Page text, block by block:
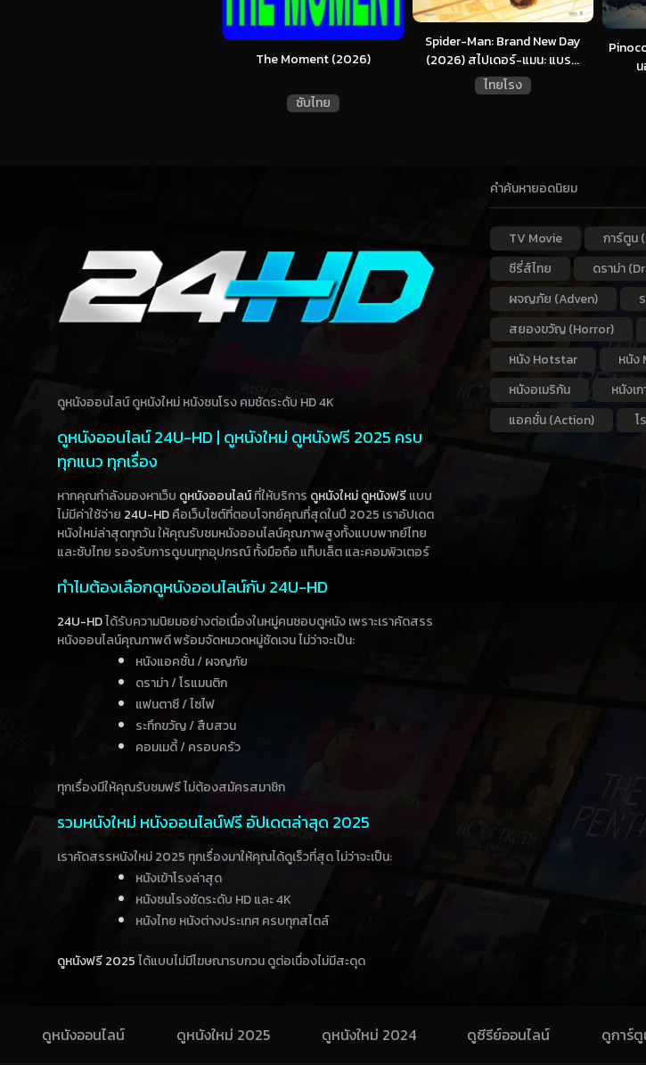
The Moment (2026)
ซับไทย
Spider-Man: Brand New Day
(2026) สไปเดอร์-แมน: แบร...
ไทยโรง
ดูหนังออนไลน์ ดูหนังใหม่ หนังชนโรง คมชัดระดับ HD 4K
ดูหนังออนไลน์ 24U-HD | ดูหนังใหม่ ดูหนังฟรี 2025 ครบ
ทุกแนว ทุกเรื่อง
หากคุณกำลังมองหาเว็บ ดูหนังออนไลน์ที่ให้บริการ ดูหนังใหม่ดูหนังฟรีแบบ
ไม่มีค่าใช้จ่าย 24U-HDคือเว็บไซต์ที่ตอบโจทย์คุณที่สุดในปี 2025 เราอัปเดต
หนังใหม่ล่าสุดทุกวัน ให้คุณรับชมหนังออนไลน์คุณภาพสูงทั้งแบบพากย์ไทย
และซับไทย รองรับการดูบนทุกอุปกรณ์ ทั้งมือถือ แท็บเล็ต และคอมพิวเตอร์
ทำไมต้องเลือกดูหนังออนไลน์กับ 24U-HD
24U-HDได้รับความนิยมอย่างต่อเนื่องในหมู่คนชอบดูหนัง เพราะเราคัดสรร
หนังออนไลน์คุณภาพดี พร้อมจัดหมวดหมู่ชัดเจน ไม่ว่าจะเป็น:
หนังแอคชั่น / ผจญภัย
ดราม่า / โรแมนติก
แฟนตาซี / ไซไฟ
ระทึกขวัญ / สืบสวน
คอมเมดี้ / ครอบครัว
ทุกเรื่องมีให้คุณรับชมฟรี ไม่ต้องสมัครสมาชิก
รวมหนังใหม่ หนังออนไลน์ฟรี อัปเดตล่าสุด 2025
เราคัดสรรหนังใหม่ 2025 ทุกเรื่องมาให้คุณได้ดูเร็วที่สุด ไม่ว่าจะเป็น:
หนังเข้าโรงล่าสุด
หนังชนโรงชัดระดับ HD และ 4K
หนังไทย หนังต่างประเทศ ครบทุกสไตล์
ดูหนังฟรี 2025ได้แบบไม่มีโฆษณารบกวน ดูต่อเนื่องไม่มีสะดุด
คำค้นหายอดนิยม
TV Movie การ์ตูน
ซีรี่ส์ไทย
ดราม่า
ผจญภัย (Adven)
สยองขวัญ (Horror)
หนัง Hotstar
หนัง
หนังอเมริกัน
หนังเ
แอคชั่น (Action)
โ
ดูหนังออนไลน์ ดูหนังใหม่ 2025 ดูหนังใหม่ 2024 ดูซีรีย์ออนไลน์ ดูการ์